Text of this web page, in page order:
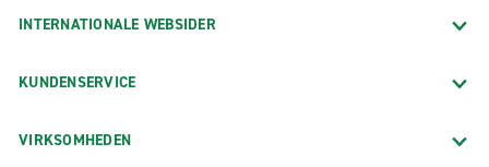
INTERNATIONALE WEBSIDER
KUNDENSERVICE
VIRKSOMHEDEN